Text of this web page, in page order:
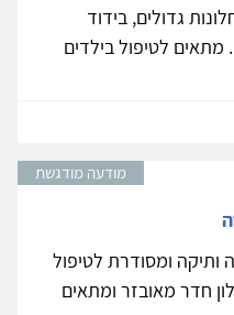
גדולים, בידוד
מתאים לטיפול בילדים
מודעה מודגשת
ותיקה ומסודרת לטיפול
חדר מאובזר ומתאים